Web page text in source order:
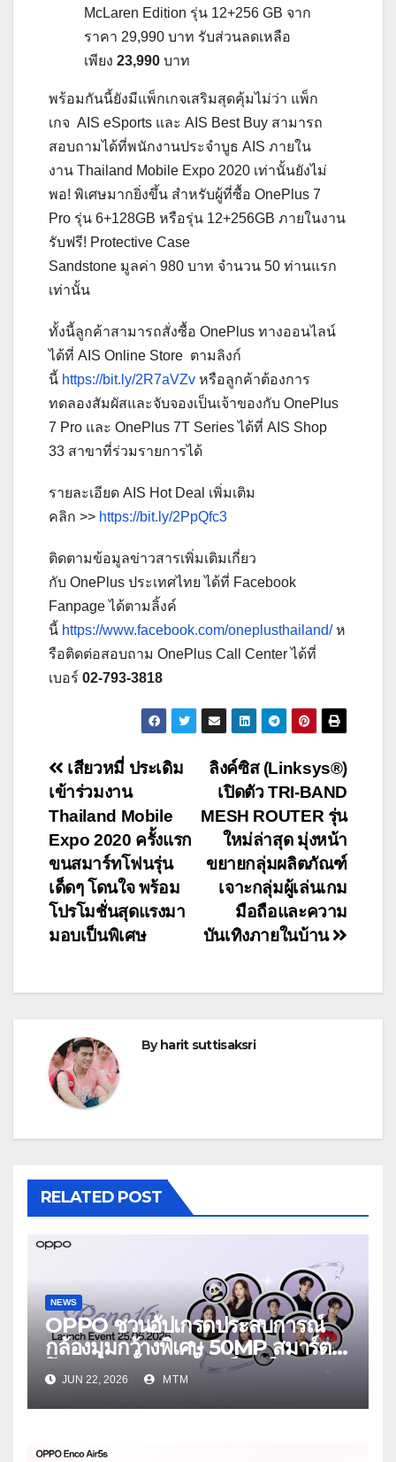
McLaren Edition รุ่น 12+256 GB จาก
ราคา 29,990 บาท รับส่วนลดเหลือ
เพียง 23,990 บาท
พร้อมกันนี้ยังมีแพ็กเกจเสริมสุดคุ้มไม่ว่า แพ็ก
เกจ AIS eSports และ AIS Best Buy สามารถ
สอบถามได้ที่พนักงานประจำบูธ AIS ภายใน
งาน Thailand Mobile Expo 2020 เท่านั้นยังไม่
พอ! พิเศษมากยิ่งขึ้น สำหรับผู้ที่ซื้อ OnePlus 7
Pro รุ่น 6+128GB หรือรุ่น 12+256GB ภายในงาน
รับฟรี! Protective Case
Sandstone มูลค่า 980 บาท จำนวน 50 ท่านแรก
เท่านั้น
ทั้งนี้ลูกค้าสามารถสั่งซื้อ OnePlus ทางออนไลน์
ได้ที่ AIS Online Store ตามลิงก์
นี้ https://bit.ly/2R7aVZv หรือลูกค้าต้องการ
ทดลองสัมผัสและจับจองเป็นเจ้าของกับ OnePlus
7 Pro และ OnePlus 7T Series ได้ที่ AIS Shop
33 สาขาที่ร่วมรายการได้
รายละเอียด AIS Hot Deal เพิ่มเติม
คลิก >> https://bit.ly/2PpQfc3
ติดตามข้อมูลข่าวสารเพิ่มเติมเกี่ยว
กับ OnePlus ประเทศไทย ได้ที่ Facebook
Fanpage ได้ตามลิ้งค์
นี้ https://www.facebook.com/oneplusthailand/ห
รือติดต่อสอบถาม OnePlus Call Center ได้ที่
เบอร์ 02-793-3818
Post
navigation
ลิงค์ซิส (Linksys®)
เปิดตัว TRI-BAND
MESH ROUTER รุ่น
ใหม่ล่าสุด มุ่งหน้า
ขยายกลุ่มผลิตภัณฑ์
เจาะกลุ่มผู้เล่นเกม
มือถือและความ
บันเทิงภายในบ้าน
เสียวหมี่ ประเดิม
เข้าร่วมงาน
Thailand Mobile
Expo 2020 ครั้งแรก
ขนสมาร์ทโฟนรุ่น
เด็ดๆ โดนใจ พร้อม
โปรโมชั่นสุดแรงมา
มอบเป็นพิเศษ
Byharit suttisaksri
RELATED POST
NEWS
OPPO ชวนอัปเกรดประสบการณ์
กล้องมุมกว้างพิเศษ 50MP สมาร์ต
โฟนเพื่อนซี้ เทรนดี้ทุกช็อต ใน
งาน OPPO Reno16 Series 5G
Launch Event 25 มิถุนายนนี้
JUN 22, 2026 MTM